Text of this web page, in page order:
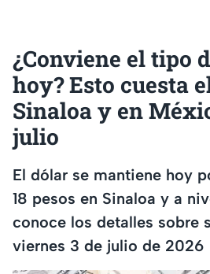
¿Conviene el tipo
hoy? Esto cuesta
Sinaloa y en
julio
El dólar se mantiene hoy
18 pesos en Sinaloa y a
conoce los detalles sobre
viernes 3 de julio de 2026